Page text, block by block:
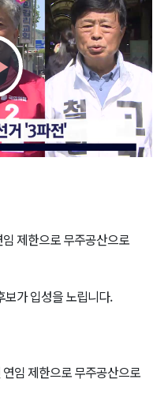
제한으로 무주공산으로
보가 입성을 노립니다.
임 제한으로 무주공산으로